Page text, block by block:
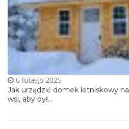
Jak urządzić domek letniskowy na
wsi, aby był...
6 lutego 2025